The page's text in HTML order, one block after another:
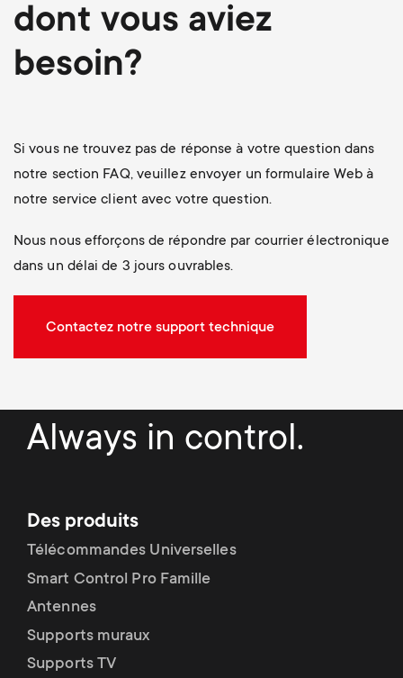
dont vous aviez
besoin?
Si vous ne trouvez pas de réponse à votre question dans
notre section FAQ, veuillez envoyer un formulaire Web à
notre service client avec votre question.
Nous nous efforçons de répondre par courrier électronique
dans un délai de 3 jours ouvrables.
Contactez notre support technique
Always in control.
Des produits
Télécommandes Universelles
Smart Control Pro Famille
Antennes
Supports muraux
Supports TV